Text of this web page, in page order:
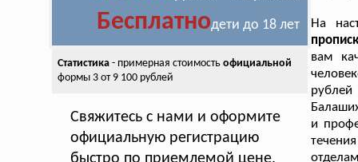
Бесплатнодети до 18 лет
Статистика- примерная стоимость официальной
формы 3 от 9 100 рублей
Свяжитесь с нами и оформите
официальную регистрацию
На
вам
рублей
и